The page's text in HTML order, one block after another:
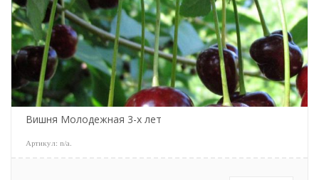
Вишня Молодежная 3-х лет
Артикул: n/a